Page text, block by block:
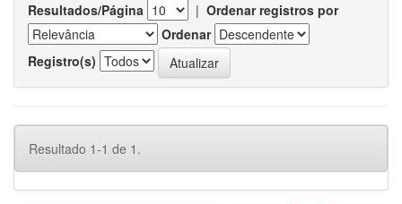
Resultados/Página | Ordenar registros por
Ordenar
Registro(s)
Resultado 1-1 de 1.